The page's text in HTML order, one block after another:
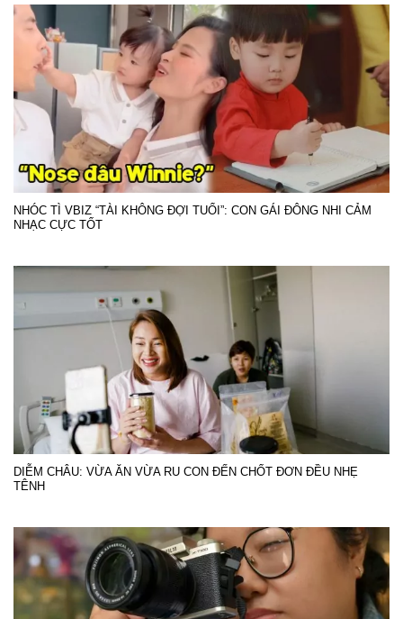
NHÓC TÌ VBIZ “TÀI KHÔNG ĐỢI TUỔI”: CON GÁI ĐÔNG NHI CẢM
NHẠC CỰC TỐT
DIỄM CHÂU: VỪA ĂN VỪA RU CON ĐẾN CHỐT ĐƠN ĐỀU NHẸ
TÊNH